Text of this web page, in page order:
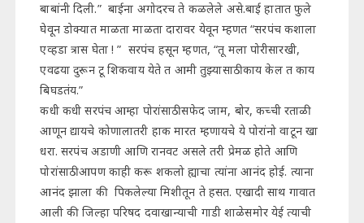
बाबांनी दिली.” बाईना अगोदरच ते कळलेले असे.बाई हातात फुले
घेवून डोक्यात माळता माळता दारावर येवून म्हणत “सरपंच कशाला
एव्हडा त्रास घेता ! ” सरपंच हसून म्हणत, “तू मला पोरीसारखी,
एवढया दुरून टू शिकवाय येते त आमी तुझ्यासाठी काय केल त काय
बिघडतंय.”
कधी कधी सरपंच आम्हा पोरांसाठी सफेद जाम, बोर, कच्ची रताळी
आणून द्यायचे कोणालातरी हाक मारत म्हणायचे ये पोरांनो वाटून खा
धरा. सरपंच अडाणी आणि रानवट असले तरी प्रेमळ होते आणि
पोरांसाठी आपण काही करू शकलो ह्याचा त्यांना आनंद होई. त्याना
आनंद झाला की पिकलेल्या मिशीतून ते हसत. एखादी साथ गावात
आली की जिल्हा परिषद दवाखान्याची गाडी शाळेसमोर येई त्याची